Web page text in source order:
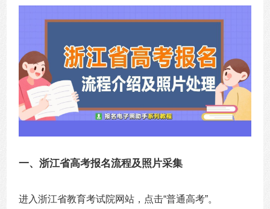
一、浙江省高考报名流程及照片采集
进入浙江省教育考试院网站，点击“普通高考”。